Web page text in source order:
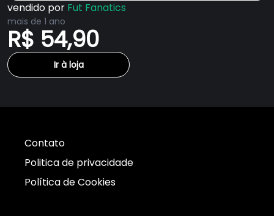
vendido por Fut Fanatics
mais de 1 ano
R$ 54,90
Ir à loja
Contato
Politica de privacidade
Política de Cookies